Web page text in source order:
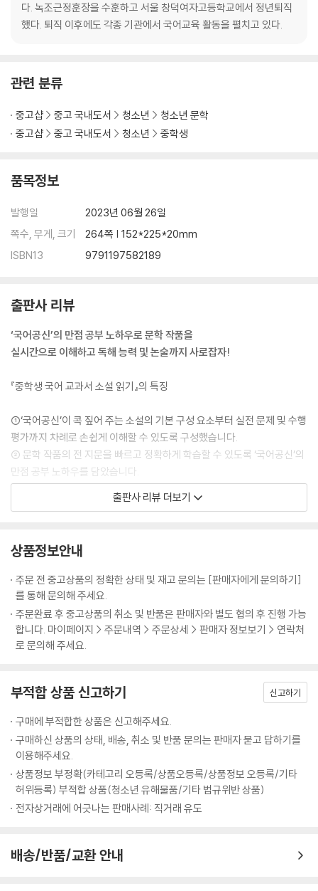
다. 녹조근정훈장을 수훈하고 서울 창덕여자고등학교에서 정년퇴직
했다. 퇴직 이후에도 각종 기관에서 국어교육 활동을 펼치고 있다.
관련 분류
중고샵 중고 국내도서 청소년
청소년 문학
중고샵
중고 국내도서 청소년 중학생
품목정보
발행일
2023년 06월 26일
쪽수, 무게, 크기
264쪽 | 152*225*20mm
ISBN13
9791197582189
출판사 리뷰
‘국어공신’의 만점 공부 노하우로 문학 작품을
실시간으로 이해하고 독해 능력 및 논술까지 사로잡자!
『중학생 국어 교과서 소설 읽기』의 특징
①‘국어공신’이 콕 짚어 주는 소설의 기본 구성 요소부터 실전 문제 및 수행
평가까지 차례로 손쉽게 이해할 수 있도록 구성했습니다.
② 문학 작품의 전 지문을 빠르고 정확하게 학습할 수 있도록 ‘국어공신’의
만점 공부 노하우를 담았습니다.
③ 문제를 풀고 내용을 잊어버리지 않도록 폭넓은 자기주도형 문제와 독후
⑤ 주인공의 ‘뇌 구조도’와 만화로 보는 ‘인물관계도’를 통해 등장 인물들과
더욱 가까워질 수 있습니다.
출판사 리뷰 더보기
상품정보안내
주문 전 중고상품의 정확한 상태 및 재고 문의는 [판매자에게 문의하기]
를 통해 문의해 주세요.
주문완료 후 중고상품의 취소 및 반품은 판매자와 별도 협의 후 진행 가능
합니다. 마이페이지 > 주문내역 > 주문상세 > 판매자 정보보기 > 연락처
로 문의해 주세요.
부적합 상품 신고하기 신고하기
구매에 부적합한 상품은 신고해주세요.
구매하신 상품의 상태, 배송, 취소 및 반품 문의는 판매자 묻고 답하기를
이용해주세요.
상품정보 부정확(카테고리 오등록/상품오등록/상품정보 오등록/기타
허위등록) 부적합 상품(청소년 유해물품/기타 법규위반 상품)
전자상거래에 어긋나는 판매사례: 직거래 유도
배송/반품/교환 안내